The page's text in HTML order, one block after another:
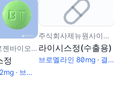
(주)에이프로젠바이오로직스
정
결정트립신 2mg · 브로멜라인 80mg
주식회사제뉴원사이언스
라이시스정(수출용)
브로멜라인 80mg · 결정트립신 2mg